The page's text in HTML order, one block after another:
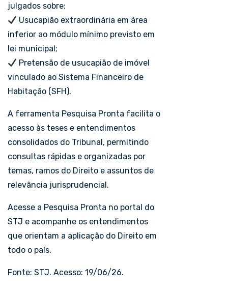
julgados sobre:
Usucapião extraordinária em área
inferior ao módulo mínimo previsto em
lei municipal;
Pretensão de usucapião de imóvel
vinculado ao Sistema Financeiro de
Habitação (SFH).
A ferramenta Pesquisa Pronta facilita o
acesso às teses e entendimentos
consolidados do Tribunal, permitindo
consultas rápidas e organizadas por
temas, ramos do Direito e assuntos de
relevância jurisprudencial.
Acesse a Pesquisa Pronta no portal do
STJ e acompanhe os entendimentos
que orientam a aplicação do Direito em
todo o país.
Fonte: STJ. Acesso: 19/06/26.